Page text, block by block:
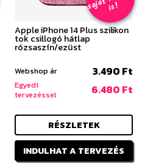
s
!
Apple iPhone 14 Plus szilikon
tok csillogó hátlap
rózsaszín/ezüst
Webshop ár 3.490 Ft
Egyedi
tervezéssel
6.480 Ft
RÉSZLETEK
INDULHAT A TERVEZÉS